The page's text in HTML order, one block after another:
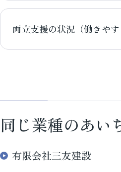
両立支援の状況（働きやす
同じ業種のあい
有限会社三友建設